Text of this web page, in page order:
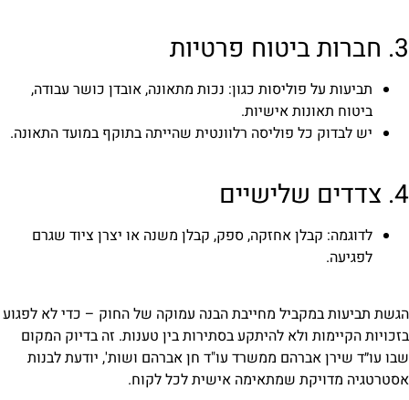
3. חברות ביטוח פרטיות
תביעות על פוליסות כגון: נכות מתאונה, אובדן כושר עבודה,
ביטוח תאונות אישיות.
יש לבדוק כל פוליסה רלוונטית שהייתה בתוקף במועד התאונה.
4. צדדים שלישיים
לדוגמה: קבלן אחזקה, ספק, קבלן משנה או יצרן ציוד שגרם
לפגיעה.
הגשת תביעות במקביל מחייבת הבנה עמוקה של החוק – כדי לא לפגוע
בזכויות הקיימות ולא להיתקע בסתירות בין טענות. זה בדיוק המקום
שבו עו״ד שירן אברהם ממשרד עו"ד חן אברהם ושות', יודעת לבנות
אסטרטגיה מדויקת שמתאימה אישית לכל לקוח.